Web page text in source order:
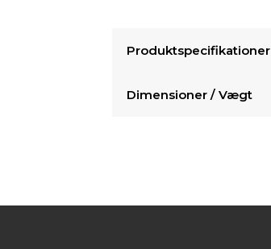
Produktspecifikationer
Dimensioner / Vægt